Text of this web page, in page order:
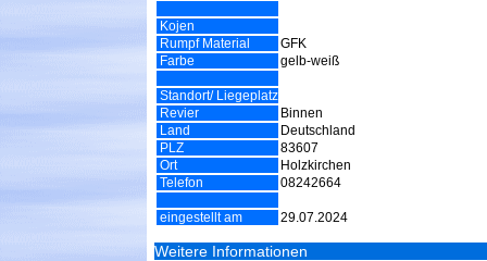
Kojen
Rumpf Material
GFK
Farbe
gelb-weiß
Standort/ Liegeplatz
Revier
Binnen
Land
Deutschland
PLZ
83607
Ort
Holzkirchen
Telefon
08242664
eingestellt am 29.07.2024
Weitere Informationen